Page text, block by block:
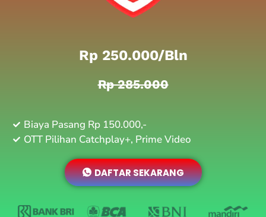
Rp 250.000/bln
Rp 285.000
Biaya Pasang Rp 150.000,-
OTT Pilihan Catchplay+, Prime Video
DAFTAR SEKARANG